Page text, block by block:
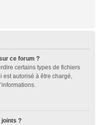
ce forum ?
certains types de fichiers
est autorisé à être chargé,
?